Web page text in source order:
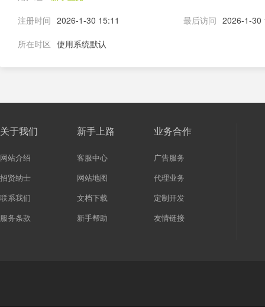
注册时间 2026-1-30 15:11 最后访问 2026-1-30
所在时区 使用系统默认
关于我们
网站介绍
招贤纳士
联系我们
服务条款
新手上路
客服中心
网站地图
文档下载
新手帮助
业务合作
广告服务
代理业务
定制开发
友情链接